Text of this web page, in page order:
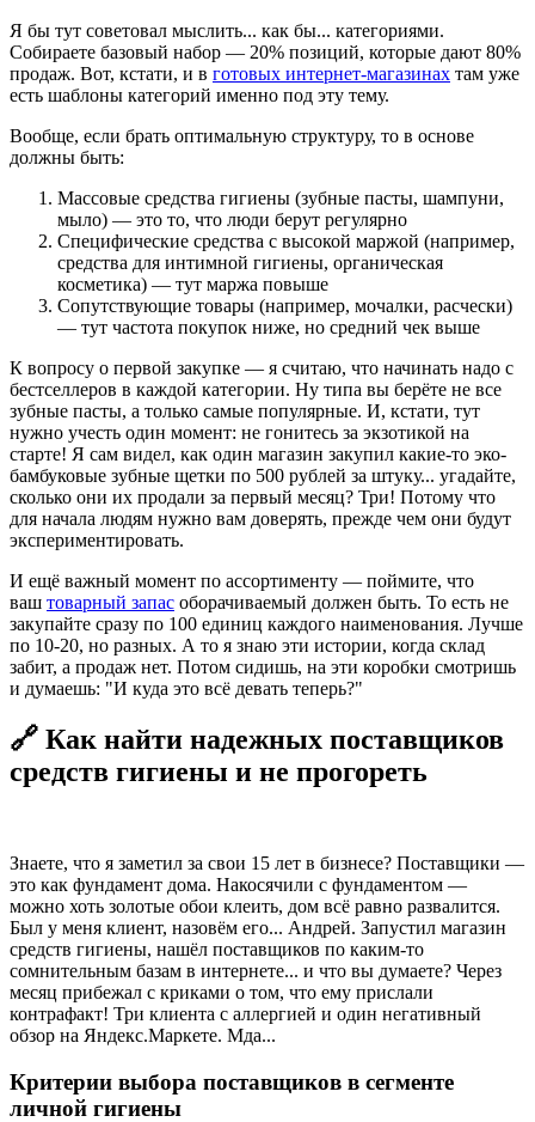
Я бы тут советовал мыслить... как бы... категориями.
Собираете базовый набор — 20% позиций, которые дают 80%
продаж. Вот, кстати, и в готовых интернет-магазинах там уже
есть шаблоны категорий именно под эту тему.
Вообще, если брать оптимальную структуру, то в основе
должны быть:
Массовые средства гигиены (зубные пасты, шампуни,
мыло) — это то, что люди берут регулярно
Специфические средства с высокой маржой (например,
средства для интимной гигиены, органическая
косметика) — тут маржа повыше
Сопутствующие товары (например, мочалки, расчески)
— тут частота покупок ниже, но средний чек выше
К вопросу о первой закупке — я считаю, что начинать надо с
бестселлеров в каждой категории. Ну типа вы берёте не все
зубные пасты, а только самые популярные. И, кстати, тут
нужно учесть один момент: не гонитесь за экзотикой на
старте! Я сам видел, как один магазин закупил какие-то эко-
бамбуковые зубные щетки по 500 рублей за штуку... угадайте,
сколько они их продали за первый месяц? Три! Потому что
для начала людям нужно вам доверять, прежде чем они будут
экспериментировать.
И ещё важный момент по ассортименту — поймите, что
ваш товарный запас оборачиваемый должен быть. То есть не
закупайте сразу по 100 единиц каждого наименования. Лучше
по 10-20, но разных. А то я знаю эти истории, когда склад
забит, а продаж нет. Потом сидишь, на эти коробки смотришь
и думаешь: "И куда это всё девать теперь?"
🔗 Как найти надежных поставщиков
средств гигиены и не прогореть
Знаете, что я заметил за свои 15 лет в бизнесе? Поставщики —
это как фундамент дома. Накосячили с фундаментом —
можно хоть золотые обои клеить, дом всё равно развалится.
Был у меня клиент, назовём его... Андрей. Запустил магазин
средств гигиены, нашёл поставщиков по каким-то
сомнительным базам в интернете... и что вы думаете? Через
месяц прибежал с криками о том, что ему прислали
контрафакт! Три клиента с аллергией и один негативный
обзор на Яндекс.Маркете. Мда...
Критерии выбора поставщиков в сегменте
личной гигиены